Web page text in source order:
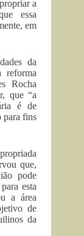
a
essa
em
da
reforma
Rocha
que “a
é de
para fins
que,
pode
esta
a área
de
da